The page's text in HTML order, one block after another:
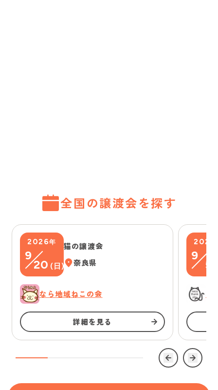
全国の譲渡会を探す
2026年
9
20 ( 日 )
猫の譲渡会
奈良県
なら地域ねこの会
詳細を見る
2026
9
5